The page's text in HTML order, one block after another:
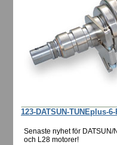
123-DATSUN-TUNEplus-6-
Senaste nyhet för
och L28 motorer!